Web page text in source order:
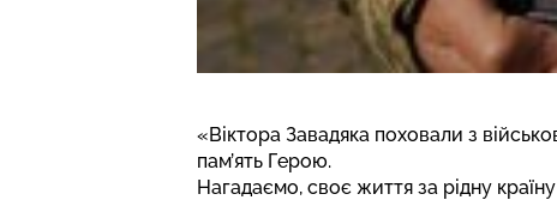
«Віктора Завадяка поховали з
пам’ять Герою.
Нагадаємо, своє життя за рідну